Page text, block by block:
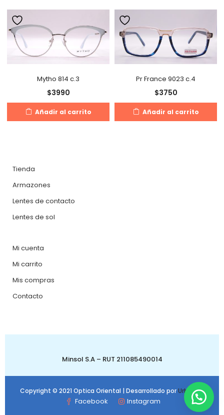
Mytho 814 c.3
$3990
Añadir al carrito
Pr France 9023 c.4
$3750
Añadir al carrito
Tienda
Armazones
Lentes de contacto
Lentes de sol
Mi cuenta
Mi carrito
Mis compras
Contacto
Minsol S.A – RUT 211085490014
Copyright © 2021 Optica Oriental | Desarrollado porUrbanbit
Facebook Instagram